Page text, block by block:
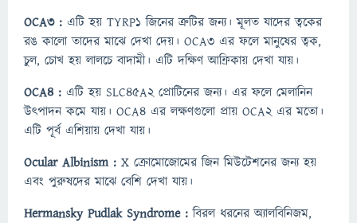
OCA3 : এটি হয় TYRP1 জিনের ত্রুটির জন্য। মূলত যাদের ত্বকের
রঙ কালো তাদের মাঝে দেখা দেয়। OCA3 এর ফলে মানুষের ত্বক,
চুল, চোখ হয় লালচে বাদামী। এটি দক্ষিণ আফ্রিকায় দেখা যায়।
OCA4 : এটি হয় SLC45A2 প্রোটিনের জন্য। এর ফলে মেলানিন
উৎপাদন কমে যায়। OCA4 এর লক্ষণগুলো প্রায় OCA2 এর মতো।
এটি পূর্ব এশিয়ায় দেখা যায়।
Ocular Albinism : X ক্রোমোজোমের জিন মিউটেশনের জন্য হয়
এবং পুরুষদের মাঝে বেশি দেখা যায়।
Hermansky Pudlak Syndrome :বিরল ধরনের অ্যালবিনিজম,